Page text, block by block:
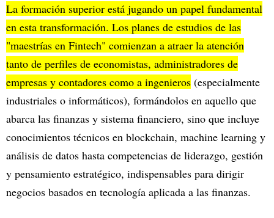
La formación superior está jugando un papel fundamental
en esta transformación. Los planes de estudios de las
"maestrías en Fintech" comienzan a atraer la atención
tanto de perfiles de economistas, administradores de
empresas y contadores como a ingenieros (especialmente
industriales o informáticos), formándolos en aquello que
abarca las finanzas y sistema financiero, sino que incluye
conocimientos técnicos en blockchain, machine learning y
análisis de datos hasta competencias de liderazgo, gestión
y pensamiento estratégico, indispensables para dirigir
negocios basados en tecnología aplicada a las finanzas.